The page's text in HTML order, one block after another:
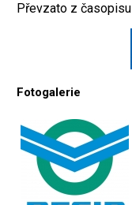
Převzato z časopisu
Fotogalerie